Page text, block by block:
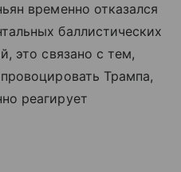
временно отказался
баллистических
это связано с тем,
Трампа,
реагирует